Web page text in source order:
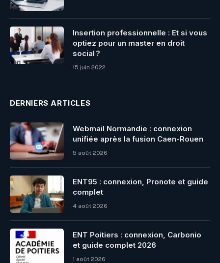
Insertion professionnelle : Et si vous
optiez pour un master en droit
social ?
15 juin 2022
DERNIERS ARTICLES
Webmail Normandie : connexion
unifiée après la fusion Caen-Rouen
5 août 2026
ENT95 : connexion, Pronote et guide
complet
4 août 2026
ENT Poitiers : connexion, Carbonio
et guide complet 2026
1 août 2026